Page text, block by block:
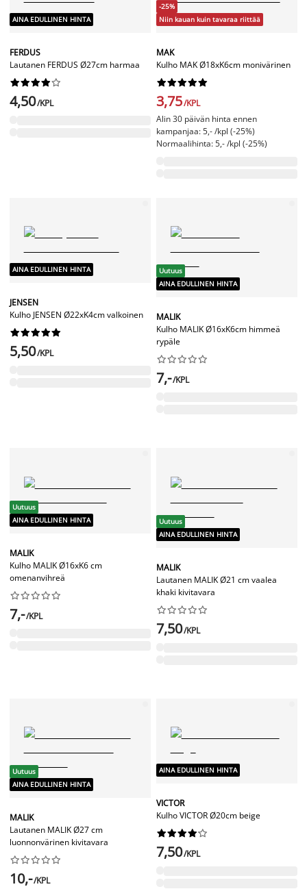
AINA EDULLINEN HINTA
FERDUS
Lautanen FERDUS Ø27cm harmaa






4,50/KPL
-25%
Niin kauan kuin tavaraa riittää
MAK
Kulho MAK Ø18xK6cm monivärinen






3,75/KPL
Alin 30 päivän hinta ennen
kampanjaa: 5,- /kpl (-25%)
Normaalihinta: 5,- /kpl (-25%)
AINA EDULLINEN HINTA
JENSEN
Kulho JENSEN Ø22xK4cm valkoinen






5,50/KPL
Uutuus
AINA EDULLINEN HINTA
MALIK
Kulho MALIK Ø16xK6cm himmeä
rypäle






7,-/KPL
Uutuus
AINA EDULLINEN HINTA
MALIK
Kulho MALIK Ø16xK6 cm
omenanvihreä






7,-/KPL
Uutuus
AINA EDULLINEN HINTA
MALIK
Lautanen MALIK Ø21 cm vaalea
khaki kivitavara






7,50/KPL
Uutuus
AINA EDULLINEN HINTA
MALIK
Lautanen MALIK Ø27 cm
luonnonvärinen kivitavara






10,-/KPL
AINA EDULLINEN HINTA
VICTOR
Kulho VICTOR Ø20cm beige






7,50/KPL